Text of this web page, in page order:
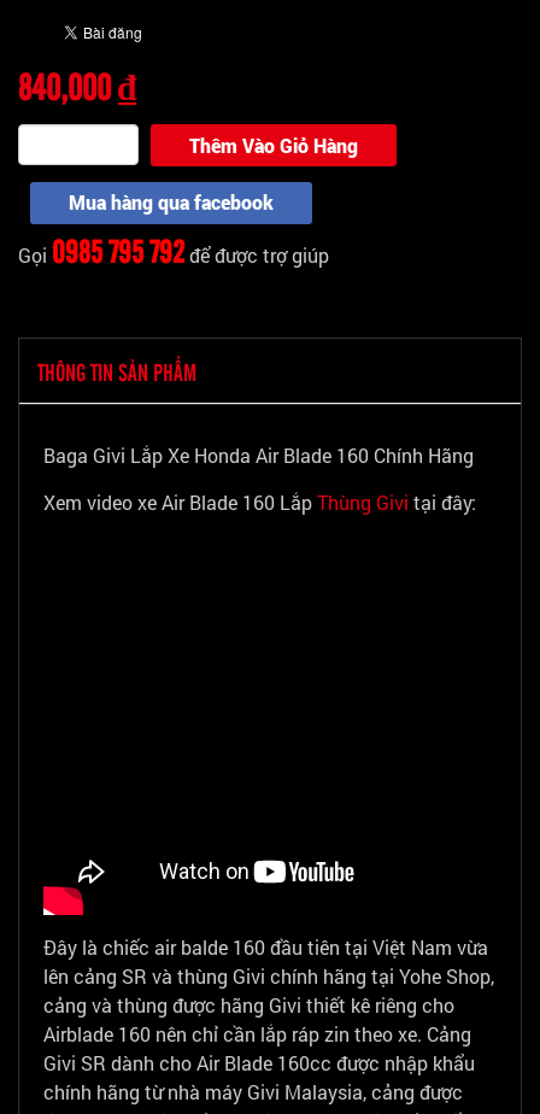
840,000 ₫
Thêm Vào Giỏ Hàng
Mua hàng qua facebook
Gọi 0985 795 792để được trợ giúp
THÔNG TIN SẢN PHẨM
Baga Givi Lắp Xe Honda Air Blade 160 Chính Hãng
Xem video xe Air Blade 160 LắpThùng Givi tại đây:
Đây là chiếc air balde 160 đầu tiên tại Việt Nam vừa
lên cảng SR và thùng Givi chính hãng tại Yohe Shop,
cảng và thùng được hãng Givi thiết kê riêng cho
Airblade 160 nên chỉ cần lắp ráp zin theo xe. Cảng
Givi SR dành cho Air Blade 160cc được nhập khẩu
chính hãng từ nhà máy Givi Malaysia, cảng được